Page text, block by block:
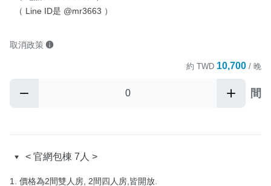
  （ Line ID是 @mr3663 ）
取消政策
約 TWD 10,700 / 晚
間
< 官網包棟 7人 >
1. 價格為2間雙人房, 2間四人房,皆開放.